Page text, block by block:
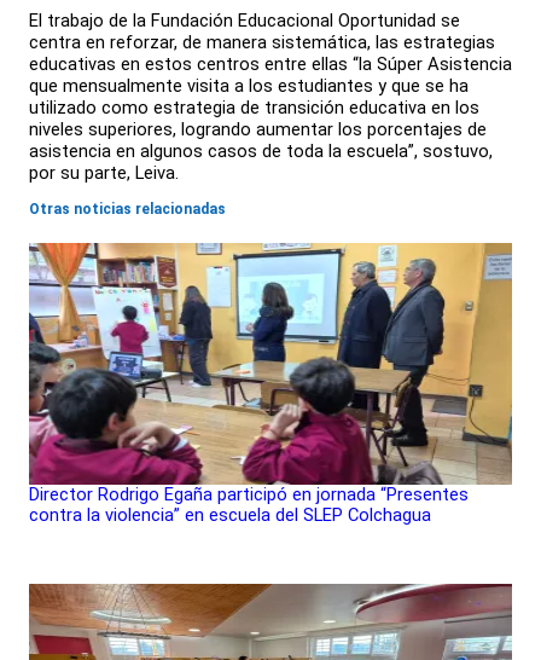
El trabajo de la Fundación Educacional Oportunidad se
centra en reforzar, de manera sistemática, las estrategias
educativas en estos centros entre ellas “la Súper Asistencia
que mensualmente visita a los estudiantes y que se ha
utilizado como estrategia de transición educativa en los
niveles superiores, logrando aumentar los porcentajes de
asistencia en algunos casos de toda la escuela”, sostuvo,
por su parte, Leiva.
Otras noticias relacionadas
Director Rodrigo Egaña participó en jornada “Presentes
contra la violencia” en escuela del SLEP Colchagua